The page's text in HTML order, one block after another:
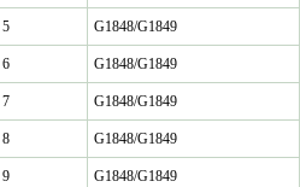
5 G1848/G1849
6 G1848/G1849
7 G1848/G1849
8 G1848/G1849
9 G1848/G1849